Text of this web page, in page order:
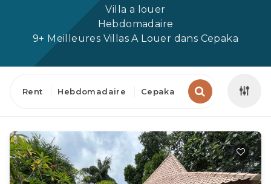
Villa a louer
Hebdomadaire
9+ Meilleures Villas A Louer dans Cepaka
Rent Hebdomadaire Cepaka